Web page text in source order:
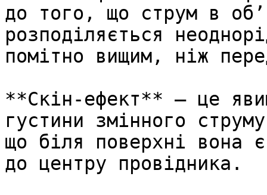
до того, що струм в
розподіляється
помітно вищим, ніж
**Скін-ефект** — це
густини змінного
що біля поверхні вона
до центру провідника.